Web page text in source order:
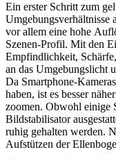
Ein erster Schritt zum
Umgebungsverhältnisse
vor allem eine hohe
Szenen-Profil. Mit den
Empfindlichkeit,
an das Umgebungslicht
Da Smartphone-
haben, ist es besser
zoomen. Obwohl einige
Bildstabilisator
ruhig gehalten werden.
Aufstützen der